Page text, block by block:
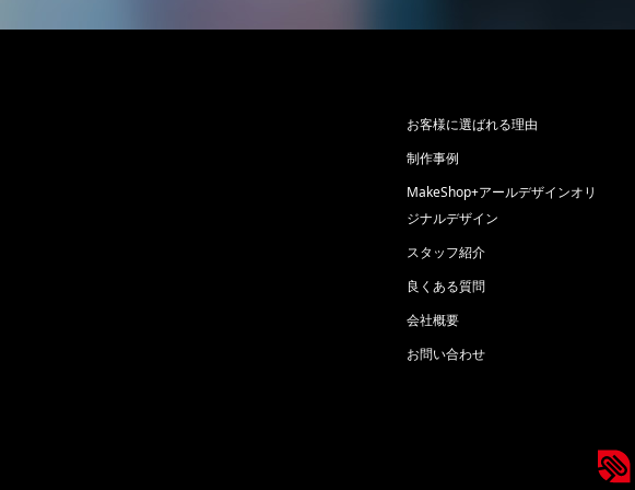
お客様に選ばれる理由
制作事例
MakeShop+アールデザインオリ
ジナルデザイン
スタッフ紹介
良くある質問
会社概要
お問い合わせ